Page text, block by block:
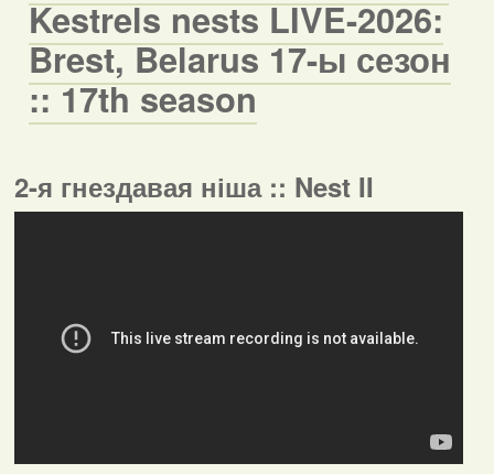
Kestrels nests LIVE-2026:
Brest, Belarus 17-ы сезон
:: 17th season
2-я гнездавая ніша :: Nest II